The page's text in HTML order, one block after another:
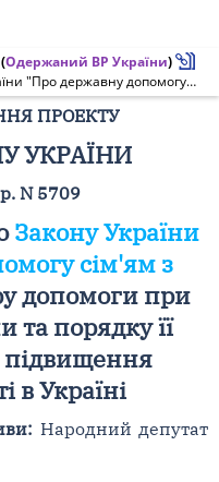
(Одержаний ВР України)
Про внесення змін до Закону України "Про державну допомогу сім'ям з дітьми" щодо розміру допомоги при народженні дитини та порядку її виплати з метою підвищення народжуваності в Україні